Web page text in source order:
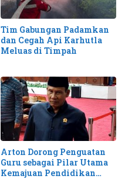
Tim Gabungan Padamkan
dan Cegah Api Karhutla
Meluas di Timpah
Arton Dorong Penguatan
Guru sebagai Pilar Utama
Kemajuan Pendidikan